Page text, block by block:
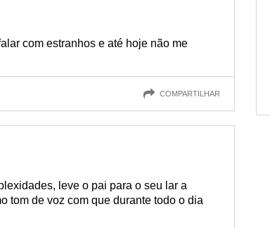
com estranhos e até hoje não me
COMPARTILHAR
leve o pai para o seu lar a
tom de voz com que durante todo o dia